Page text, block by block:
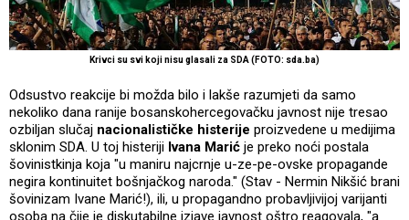
Krivci su svi koji nisu glasali za SDA (FOTO: sda.ba)
Odsustvo reakcije bi možda bilo i lakše razumjeti da samo
nekoliko dana ranije bosanskohercegovačku javnost nije tresao
ozbiljan slučaj nacionalističke histerije proizvedene u medijima
sklonim SDA. U toj histeriji Ivana Marić je preko noći postala
šovinistkinja koja "u maniru najcrnje u-ze-pe-ovske propagande
negira kontinuitet bošnjačkog naroda." (Stav - Nermin Nikšić brani
šovinizam Ivane Marić!), ili, u propagandno probavljivijoj varijanti
osoba na čije je diskutabilne izjave javnost oštro reagovala, "a